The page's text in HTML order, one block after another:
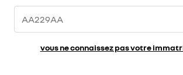
vous ne connaissez pas votre